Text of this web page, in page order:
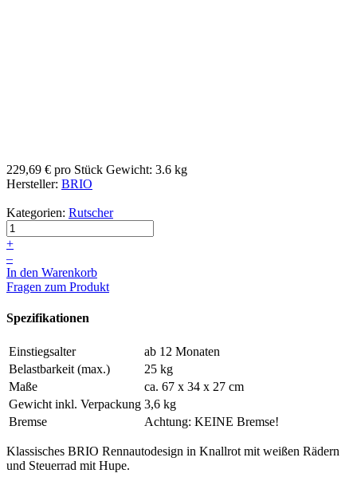
229,69 € pro Stück Gewicht: 3.6 kg
Hersteller: BRIO
Kategorien: Rutscher
+
–
In den Warenkorb
Fragen zum Produkt
Spezifikationen
Einstiegsalter
ab 12 Monaten
Belastbarkeit (max.)
25 kg
Maße
ca. 67 x 34 x 27 cm
Gewicht inkl. Verpackung 3,6 kg
Bremse
Achtung: KEINE Bremse!
Klassisches BRIO Rennautodesign in Knallrot mit weißen Rädern
und Steuerrad mit Hupe.